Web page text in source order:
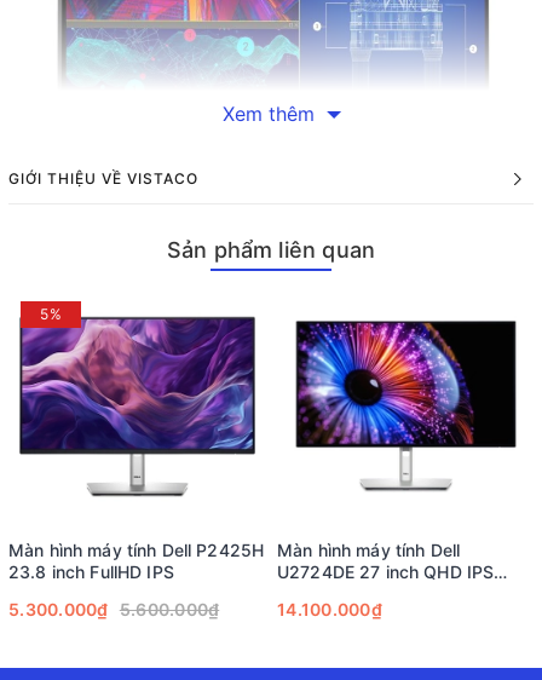
Màn hình Dell UltraSharp U3223QE sở hữu thiết kế tối giản và
sang trọng, với tone màu xám bạc kết hợp đen, giúp dễ dàng
hòa hợp với mọi không gian làm việc. Viền màn hình siêu mỏng
ở cả bốn cạnh không chỉ tạo điểm nhấn mà còn tăng khả năng
tập trung cho người dùng.
Xem thêm
GIỚI THIỆU VỀ VISTACO
Sản phẩm liên quan
5%
Màn hình máy tính Dell P2425H
23.8 inch FullHD IPS
5.300.000₫ 5.600.000₫
Màn hình máy tính Dell
U2724DE 27 inch QHD IPS
RJ45
14.100.000₫